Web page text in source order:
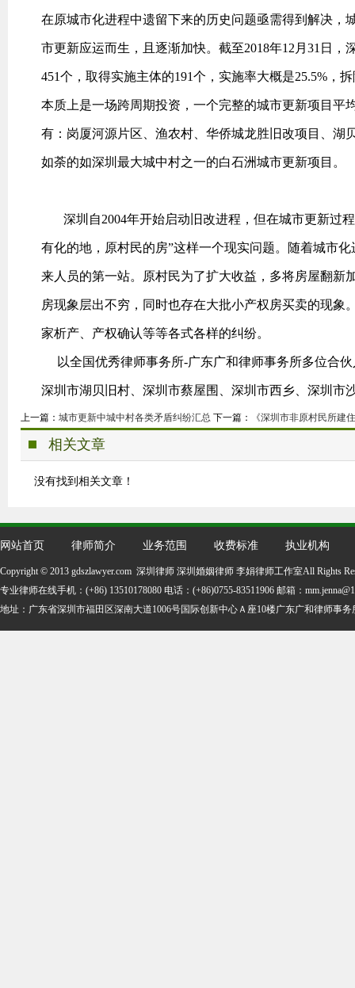
在原城市化进程中遗留下来的历史问题亟需得到解决，
市更新应运而生，且逐渐加快。截至2018年12月31日
451个，取得实施主体的191个，实施率大概是25.5%，
本质上是一场跨周期投资，一个完整的城市更新项目平
有：岗厦河源片区、渔农村、华侨城龙胜旧改项目、湖
如荼的如深圳最大城中村之一的白石洲城市更新项目。
深圳自2004年开始启动旧改进程，但在城市更新过
有化的地，原村民的房”这样一个现实问题。随着城市
来人员的第一站。原村民为了扩大收益，多将房屋翻新
房现象层出不穷，同时也存在大批小产权房买卖的现
家析产、产权确认等等各式各样的纠纷。
以全国优秀律师事务所-广东广和律师事务所多位合
深圳市湖贝旧村、深圳市蔡屋围、深圳市西乡、深圳市
上一篇： 城市更新中城中村各类矛盾纠纷汇总 下一篇： 《深圳市非原村民所建
相关文章
没有找到相关文章！
Copyright © 2013 gdszlawyer.com 深圳律师 深圳婚姻律师 李娟律师工作室All Rights
专业律师在线手机：(+86) 13510178080 电话：(+86)0755-83511906 邮箱：
地址： 广东省深圳市福田区深南大道1006号国际创新中心Ａ座10楼广东广和律师事务
网站首页 律师简介 业务范围 收费标准 执业机构